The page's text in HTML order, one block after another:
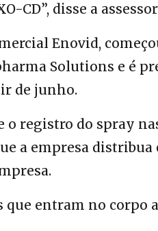
CD”, disse a
Enovid,
Solutions e é
de junho.
o registro do spray
a empresa distribua
entram no corpo